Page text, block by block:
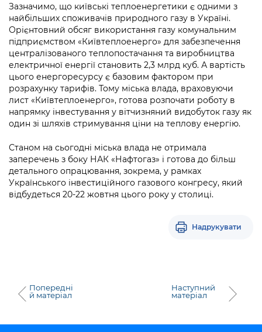
Зазначимо, що київські теплоенергетики є одними з
найбільших споживачів природного газу в Україні.
Орієнтовний обсяг використання газу комунальним
підприємством «Київтеплоенерго» для забезпечення
централізованого теплопостачання та виробництва
електричної енергії становить 2,3 млрд куб. А вартість
цього енергоресурсу є базовим фактором при
розрахунку тарифів. Тому міська влада, враховуючи
лист «Київтеплоенерго», готова розпочати роботу в
напрямку інвестування у вітчизняний видобуток газу як
один зі шляхів стримування ціни на теплову енергію.
Станом на сьогодні міська влада не отримала
заперечень з боку НАК «Нафтогаз» і готова до більш
детального опрацювання, зокрема, у рамках
Українського інвестиційного газового конгресу, який
відбудеться 20-22 жовтня цього року у столиці.
Надрукувати
Попередні
й матеріал
Наступний
матеріал